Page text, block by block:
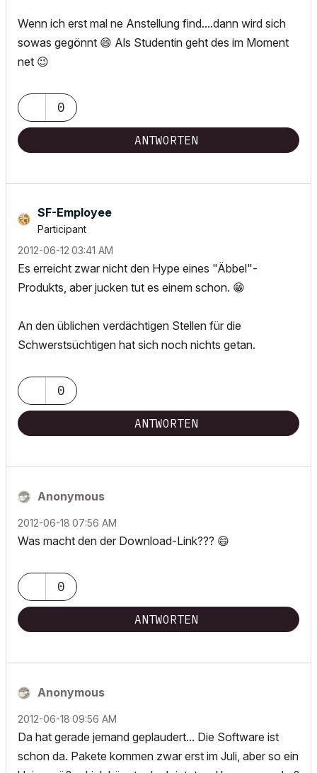
Wenn ich erst mal ne Anstellung find....dann wird sich
sowas gegönnt 😄 Als Studentin geht des im Moment
net 😉
0
ANTWORTEN
SF-Employee
Participant
‎2012-06-12 03:41 AM
Es erreicht zwar nicht den Hype eines "Äbbel"-
Produkts, aber jucken tut es einem schon. 😁
An den üblichen verdächtigen Stellen für die
Schwerstsüchtigen hat sich noch nichts getan.
0
ANTWORTEN
Anonymous
‎2012-06-18 07:56 AM
Was macht den der Download-Link??? 😄
0
ANTWORTEN
Anonymous
‎2012-06-18 09:56 AM
Da hat gerade jemand geplaudert... Die Software ist
schon da. Pakete kommen zwar erst im Juli, aber so ein